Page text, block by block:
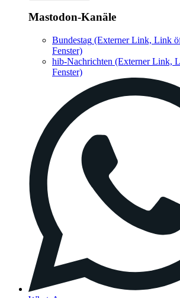
Mastodon-Kanäle
Bundestag (Externer Link, Link
Fenster)
hib-Nachrichten (Externer Link,
Fenster)